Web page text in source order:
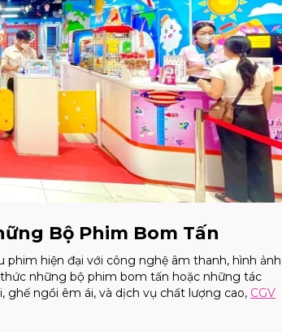
Bộ Phim Bom Tấn
hiện đại với công nghệ âm thanh, hình ảnh
những bộ phim bom tấn hoặc những tác
ghế ngồi êm ái, và dịch vụ chất lượng cao, CGV